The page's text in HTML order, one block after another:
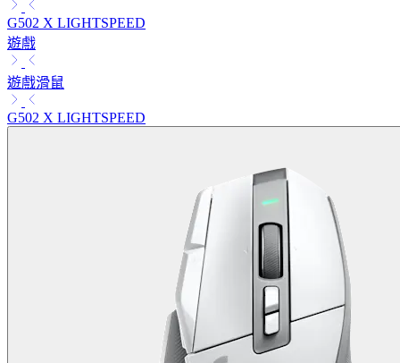
G502 X LIGHTSPEED
遊戲
遊戲滑鼠
G502 X LIGHTSPEED